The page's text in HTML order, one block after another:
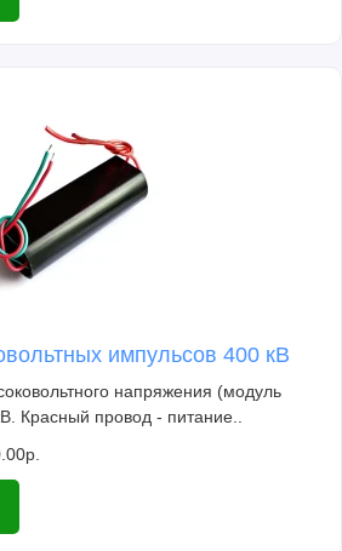
импульсов 400 кВ
напряжения (модуль
Красный провод - питание..